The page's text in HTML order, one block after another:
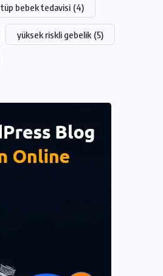
tüp bebek tedavisi (4)
yüksek riskli gebelik (5)